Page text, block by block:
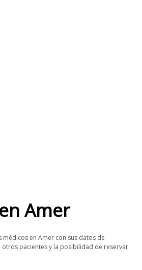
enAmer
en Amer con sus datos de
pacientes y la posibilidad de reservar